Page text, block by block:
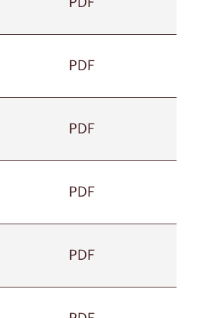
PDF
PDF
PDF
PDF